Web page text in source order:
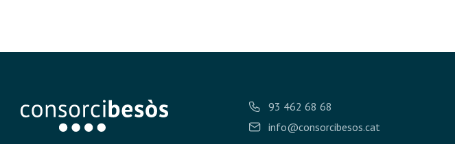
93 462 68 68
info@consorcibesos.cat